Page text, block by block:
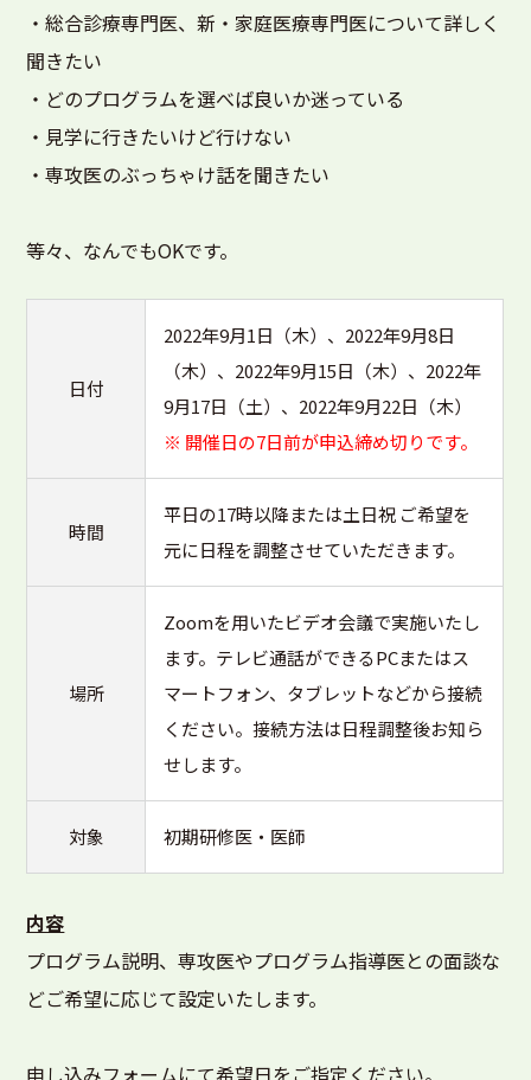
・総合診療専門医、新・家庭医療専門医について詳しく
聞きたい
・どのプログラムを選べば良いか迷っている
・見学に行きたいけど行けない
・専攻医のぶっちゃけ話を聞きたい
等々、なんでもOKです。
日付
2022年9月1日（木）、2022年9月8日
（木）、2022年9月15日（木）、2022年
9月17日（土）、2022年9月22日（木）
※ 開催日の7日前が申込締め切りです。
時間
平日の17時以降または土日祝 ご希望を
元に日程を調整させていただきます。
場所
Zoomを用いたビデオ会議で実施いたし
ます。テレビ通話ができるPCまたはス
マートフォン、タブレットなどから接続
ください。接続方法は日程調整後お知ら
せします。
対象 初期研修医・医師
内容
プログラム説明、専攻医やプログラム指導医との面談な
どご希望に応じて設定いたします。
申し込みフォームにて希望日をご指定ください。